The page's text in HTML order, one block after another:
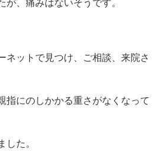
が、痛みはないそうです。
ネットで見つけ、ご相談、来院さ
指にのしかかる重さがなくなって
した。